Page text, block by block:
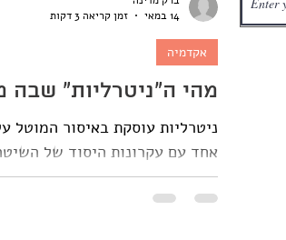
מהי ה"ניטרליות" שבה
ניטרליות עוסקת באיסור המוטל
אחד עם עקרונות היסוד של
חלה על מאבק למנוע חריגה של
ישראל. שר החינוך פרסם
אקדמיה
14 במאי
זמן קריאה 3 דקות